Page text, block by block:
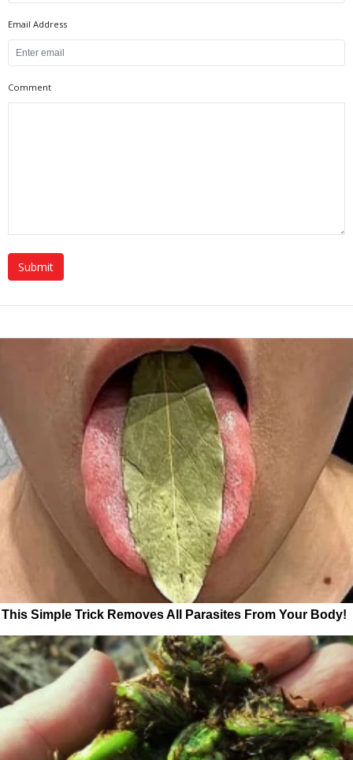
Email Address
Comment
This Simple Trick Removes All Parasites From Your Body!